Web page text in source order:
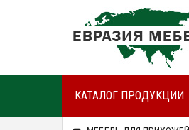
КАТАЛОГ ПРОДУКЦИИ